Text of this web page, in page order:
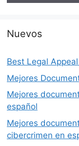
Nuevos
Best Legal
Mejores
Mejores
español
Mejores
cibercrimen en